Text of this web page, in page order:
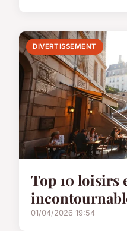
DIVERTISSEMENT
Top 10 loisirs
01/04/2026 19:54